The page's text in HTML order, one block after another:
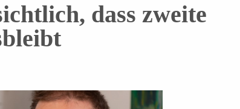
dass zweite